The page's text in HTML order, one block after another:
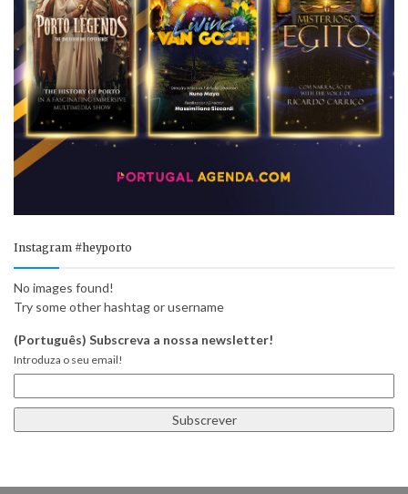
Instagram #heyporto
No images found!
Try some other hashtag or username
(Português) Subscreva a nossa newsletter!
Introduza o seu email!